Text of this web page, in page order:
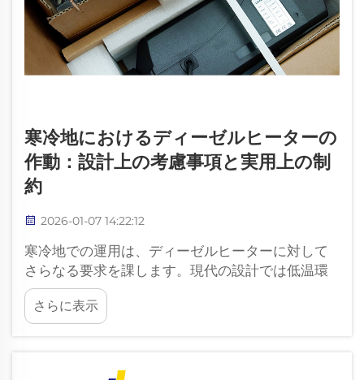
寒冷地におけるディーゼルヒーターの
作動：設計上の考慮事項と実用上の制
約
2026-01-07 14:22:12
寒冷地での運用は、ディーゼルヒーターに対して
さらなる要求を課します。現代の設計では低温環
境下でも動作可能ですが、その性能はシステム設
計と使用条件の両方に依存します。低温環境にお
ける課題 温度が低下すると...
さらに表示